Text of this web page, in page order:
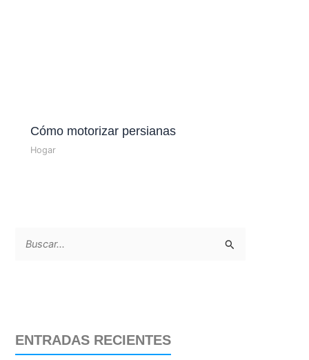
Cómo motorizar persianas
Hogar
rENTRADAS RECIENTES